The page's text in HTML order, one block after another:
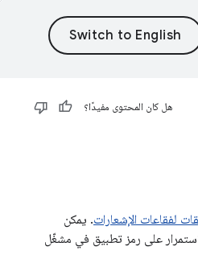
هل كان المحتوى مفيدًا؟
لفقاعات الإشعارات. يمكن
على رمز تطبيق في مشغّل